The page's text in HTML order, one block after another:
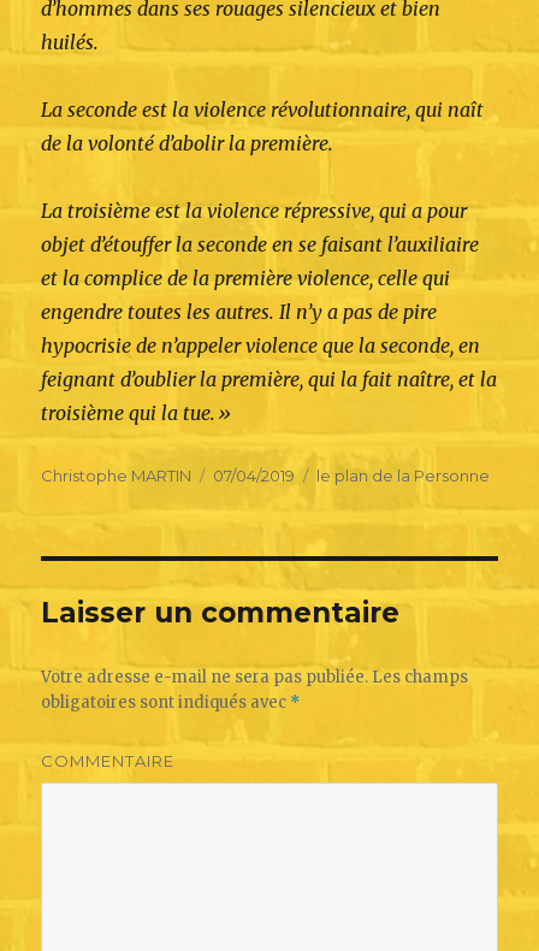
d’hommes dans ses rouages silencieux et bien
huilés.
La seconde est la violence révolutionnaire, qui naît
de la volonté d’abolir la première.
La troisième est la violence répressive, qui a pour
objet d’étouffer la seconde en se faisant l’auxiliaire
et la complice de la première violence, celle qui
engendre toutes les autres. Il n’y a pas de pire
hypocrisie de n’appeler violence que la seconde, en
feignant d’oublier la première, qui la fait naître, et la
troisième qui la tue.»
Author
Christophe MARTIN
Posted
07/04/2019 Categories
le plan de la Personne
Laisser un commentaire
Votre adresse e-mail ne sera pas publiée. Les champs
obligatoires sont indiqués avec *
COMMENTAIRE